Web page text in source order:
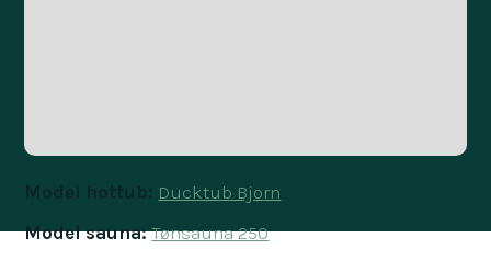
Model hottub: Ducktub Bjorn
Model sauna: Tønsauna 250